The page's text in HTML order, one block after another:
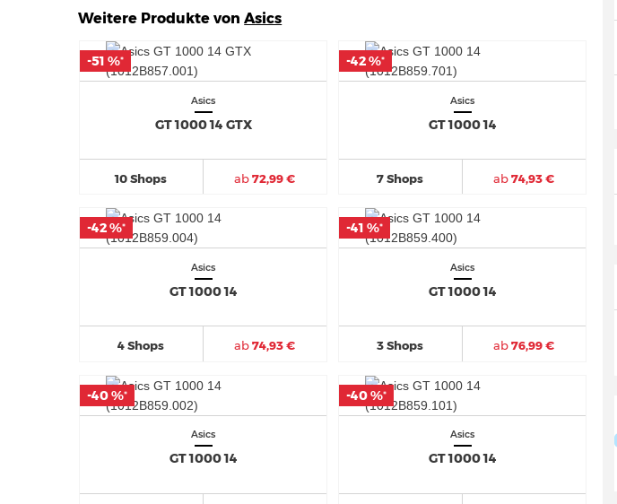
Weitere Produkte vonAsics
Asics
GT 1000 14 GTX
10 Shops ab72,99 €
-51 %*
-51 %*
Asics
GT 1000 14
7 Shops ab74,93 €
-42 %*
-42 %*
Asics
GT 1000 14
4 Shops ab74,93 €
-42 %*
-42 %*
Asics
GT 1000 14
3 Shops ab76,99 €
-41 %*
-41 %*
Asics
GT 1000 14
-40 %*
-40 %*
Asics
GT 1000 14
-40 %*
-40 %*